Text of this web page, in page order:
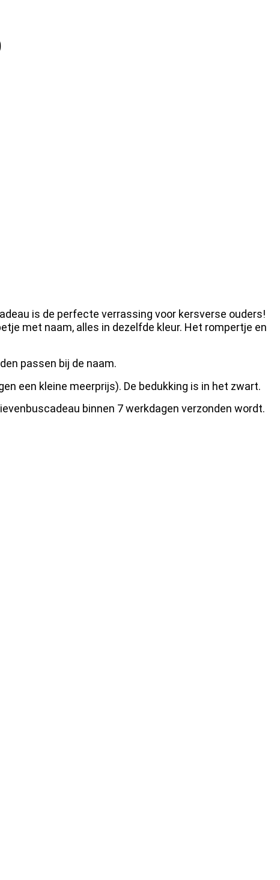
is de perfecte verrassing voor kersverse ouders!
met naam, alles in dezelfde kleur. Het rompertje en
passen bij de naam.
een kleine meerprijs). De bedukking is in het zwart.
binnen 7 werkdagen verzonden wordt.